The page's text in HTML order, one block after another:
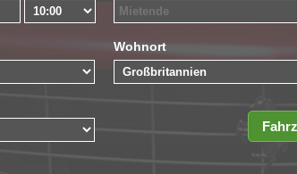
Wohnort